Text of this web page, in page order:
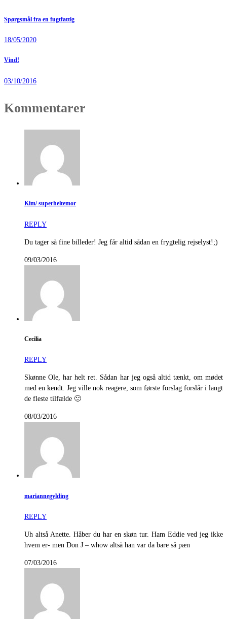
Spørgsmål fra en fugtfattig
18/05/2020
Vind!
03/10/2016
Kommentarer
Kim/ superheltemor
REPLY
Du tager så fine billeder! Jeg får altid sådan en frygtelig rejselyst!;)
09/03/2016
Cecilia
REPLY
Skønne Ole, har helt ret. Sådan har jeg også altid tænkt, om mødet
med en kendt. Jeg ville nok reagere, som første forslag forslår i langt
de fleste tilfælde 🙂
08/03/2016
mariannegylding
REPLY
Uh altså Anette. Håber du har en skøn tur. Ham Eddie ved jeg ikke
hvem er- men Don J – whow altså han var da bare så pæn
07/03/2016